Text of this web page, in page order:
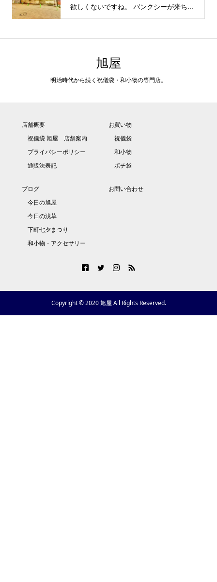
欲しくないですね。 バンクシーが来ち...
旭屋
明治時代から続く祝儀袋・和小物の専門店。
店舗概要
祝儀袋 旭屋 店舗案内
プライバシーポリシー
通販法表記
お買い物
祝儀袋
和小物
ポチ袋
ブログ
今日の旭屋
今日の浅草
下町七夕まつり
和小物・アクセサリー
お問い合わせ
Copyright © 2020 旭屋 All Rights Reserved.